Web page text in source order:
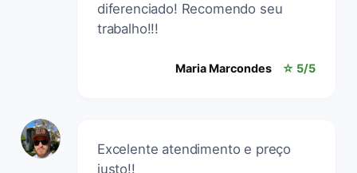
diferenciado! Recomendo seu
trabalho!!!
Maria Marcondes ☆ 5/5
Excelente atendimento e preço
justo!!